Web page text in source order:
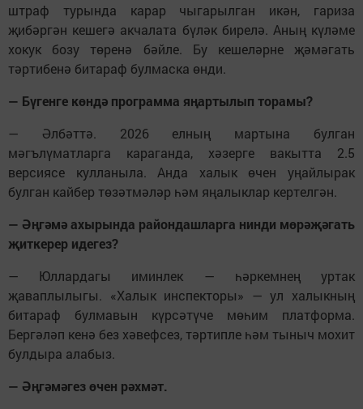
штраф турында карар чыгарылган икән, гариза
җибәргән кешегә акчалата бүләк бирелә. Аның күләме
хокук бозу төренә бәйле. Бу кешеләрне җәмәгать
тәртибенә битараф булмаска өнди.
— Бүгенге көндә программа яңартылып торамы?
— Әлбәттә. 2026 елның мартына булган
мәгълүматларга караганда, хәзерге вакытта 2.5
версиясе кулланыла. Анда халык өчен уңайлырак
булган кайбер төзәтмәләр һәм яңалыклар кертелгән.
— Әңгәмә ахырында райондашларга нинди мөрәҗәгать
җиткерер идегез?
— Юллардагы иминлек — һәркемнең уртак
җаваплылыгы. «Халык инспекторы» — ул халыкның
битараф булмавын күрсәтүче мөһим платформа.
Бергәләп кенә без хәвефсез, тәртипле һәм тыныч мохит
булдыра алабыз.
— Әңгәмәгез өчен рәхмәт.